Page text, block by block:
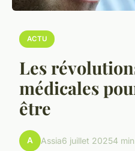
ACTU
Les
médicales
être
A Assia6 juillet 20254